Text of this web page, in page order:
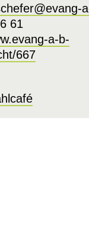
61
a-b-
667